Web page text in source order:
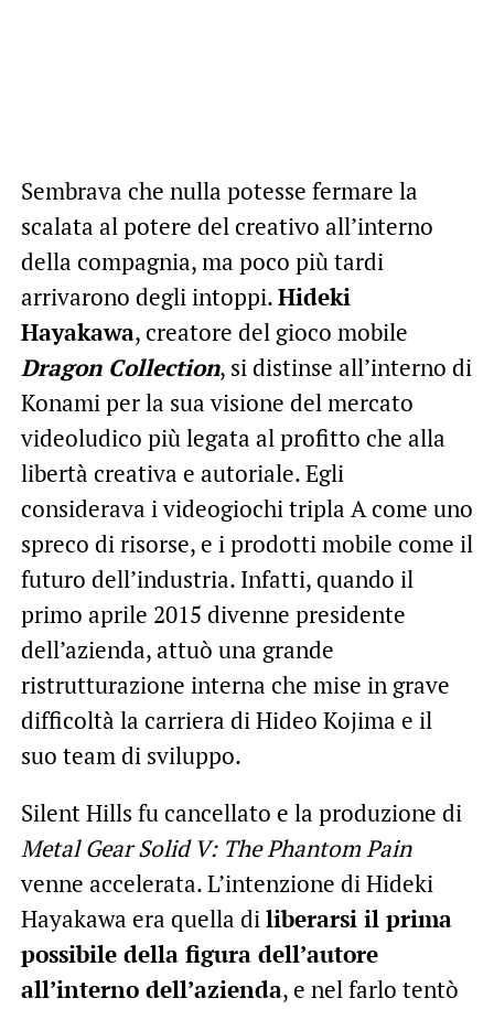
Sembrava che nulla potesse fermare la
scalata al potere del creativo all’interno
della compagnia, ma poco più tardi
arrivarono degli intoppi.Hideki
Hayakawa, creatore del gioco mobile
Dragon Collection, si distinse all’interno di
Konami per la sua visione del mercato
videoludico più legata al profitto che alla
libertà creativa e autoriale. Egli
considerava i videogiochi tripla A come uno
spreco di risorse, e i prodotti mobile come il
futuro dell’industria. Infatti, quando il
primo aprile 2015 divenne presidente
dell’azienda, attuò una grande
ristrutturazione interna che mise in grave
difficoltà la carriera di Hideo Kojima e il
suo team di sviluppo.
Silent Hills fu cancellato e la produzione di
Metal Gear Solid V: The Phantom Pain
venne accelerata. L’intenzione di Hideki
Hayakawa era quella diliberarsi il prima
possibile della figura dell’autore
all’interno dell’azienda, e nel farlo tentò